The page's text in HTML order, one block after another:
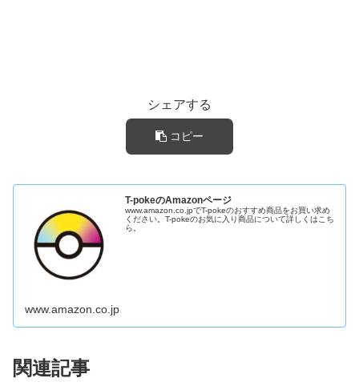
シェアする
コピー
T-pokeのAmazonページ
www.amazon.co.jpでT-pokeのおすすめ商品をお買い求め
ください。T-pokeのお気に入り商品について詳しくはこち
ら。
www.amazon.co.jp
関連記事